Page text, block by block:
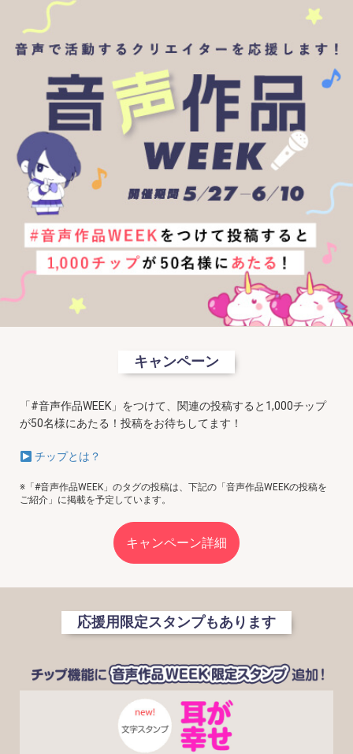
キャンペーン
「#音声作品WEEK」をつけて、関連の投稿すると 1,000チップ
が50名様にあたる！ 投稿をお待ちしてます！
チップとは？
※「#音声作品WEEK」のタグの投稿は、下記の「音声作品WEEKの投稿を
ご紹介」に掲載を予定しています。
キャンペーン詳細
応援用限定スタンプもあります